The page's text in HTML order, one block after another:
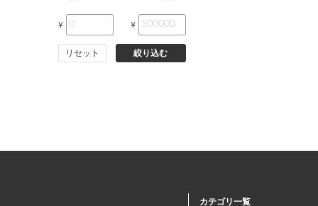
その他ペット用品
小動物・鳥フード
¥ ¥
リセット 絞り込む
カテゴリ一覧